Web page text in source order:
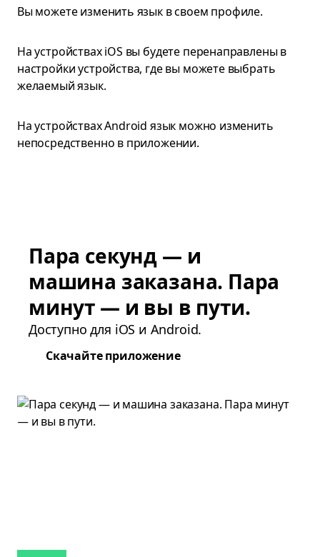
Вы можете изменить язык в своем профиле.
На устройствах iOS вы будете перенаправлены в
настройки устройства, где вы можете выбрать
желаемый язык.
На устройствах Android язык можно изменить
непосредственно в приложении.
Пара секунд — и
машина заказана. Пара
минут — и вы в пути.
Доступно для iOS и Android.
Скачайте приложение